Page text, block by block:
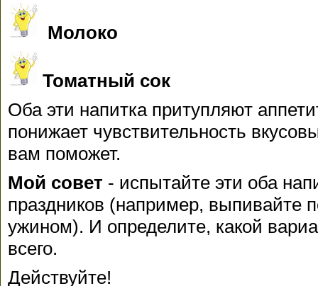
Молоко
Томатный сок
Оба эти напитка притупляют
понижает чувствительность
вам поможет.
Мой совет - испытайте эти оба
праздников (например, выпивайте
ужином). И определите, какой
всего.
Действуйте!